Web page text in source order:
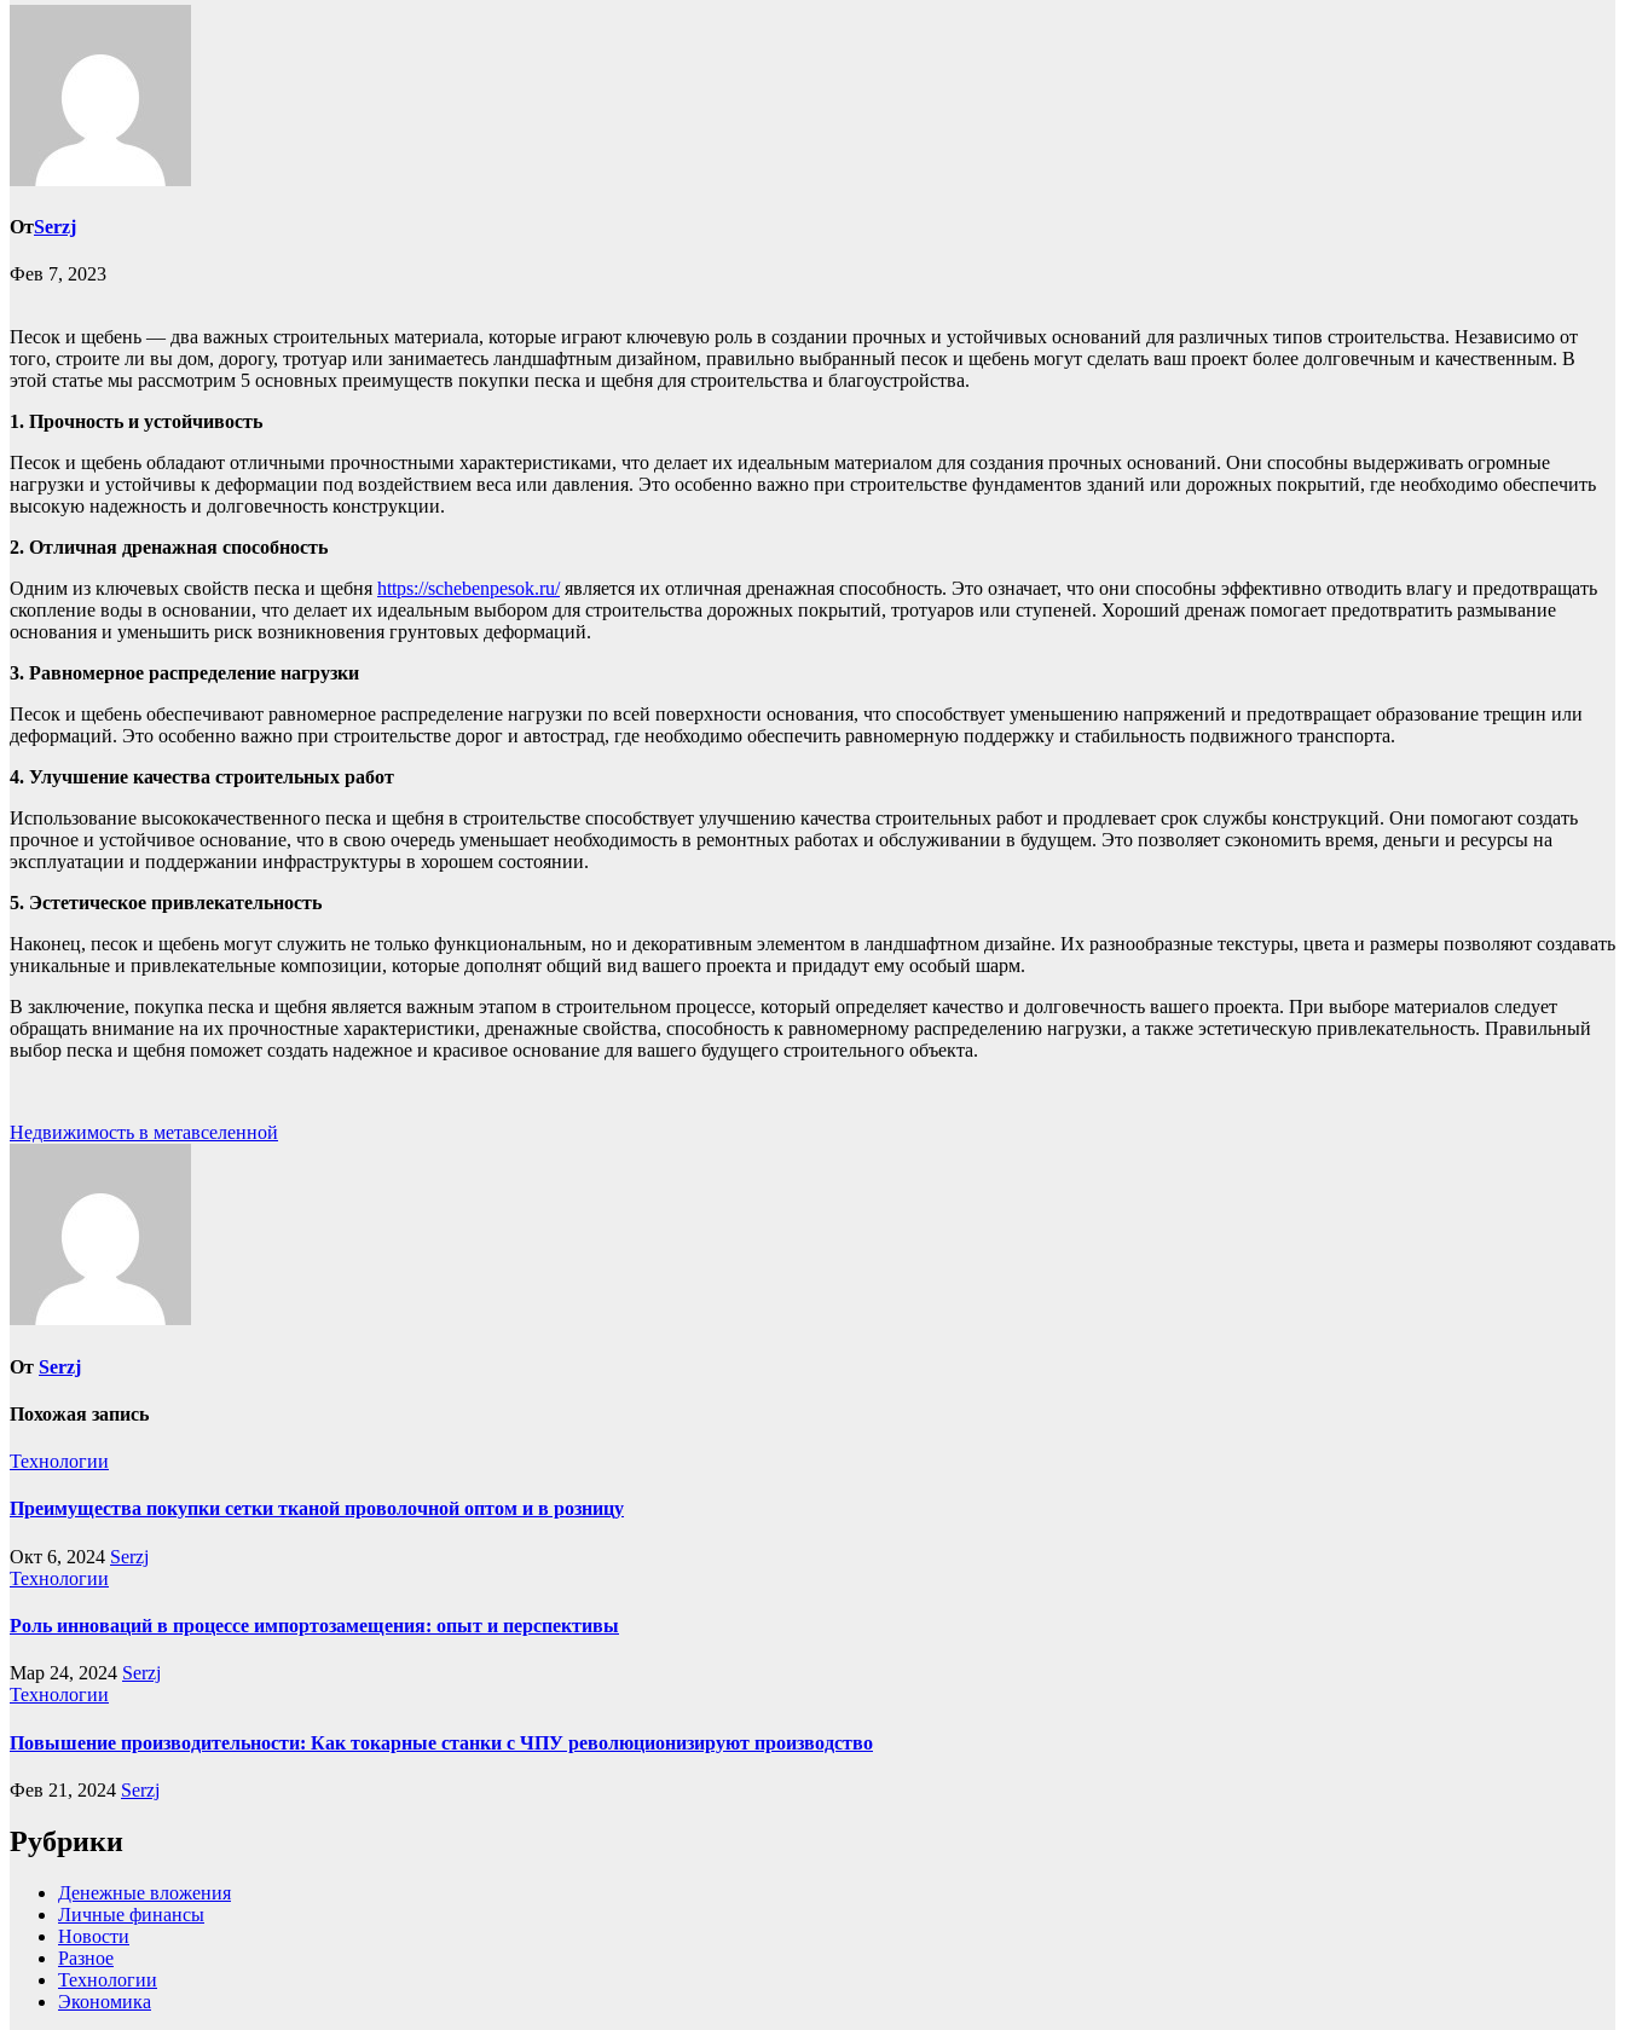
ОтSerzj
Фев 7, 2023
Песок и щебень — два важных строительных материала, которые играют ключевую роль в создании прочных и устойчивых оснований для различных типов строительства. Независимо от
того, строите ли вы дом, дорогу, тротуар или занимаетесь ландшафтным дизайном, правильно выбранный песок и щебень могут сделать ваш проект более долговечным и качественным. В
этой статье мы рассмотрим 5 основных преимуществ покупки песка и щебня для строительства и благоустройства.
1. Прочность и устойчивость
Песок и щебень обладают отличными прочностными характеристиками, что делает их идеальным материалом для создания прочных оснований. Они способны выдерживать огромные
нагрузки и устойчивы к деформации под воздействием веса или давления. Это особенно важно при строительстве фундаментов зданий или дорожных покрытий, где необходимо обеспечить
высокую надежность и долговечность конструкции.
2. Отличная дренажная способность
Одним из ключевых свойств песка и щебня https://schebenpesok.ru/является их отличная дренажная способность. Это означает, что они способны эффективно отводить влагу и предотвращать
скопление воды в основании, что делает их идеальным выбором для строительства дорожных покрытий, тротуаров или ступеней. Хороший дренаж помогает предотвратить размывание
основания и уменьшить риск возникновения грунтовых деформаций.
3. Равномерное распределение нагрузки
Песок и щебень обеспечивают равномерное распределение нагрузки по всей поверхности основания, что способствует уменьшению напряжений и предотвращает образование трещин или
деформаций. Это особенно важно при строительстве дорог и автострад, где необходимо обеспечить равномерную поддержку и стабильность подвижного транспорта.
4. Улучшение качества строительных работ
Использование высококачественного песка и щебня в строительстве способствует улучшению качества строительных работ и продлевает срок службы конструкций. Они помогают создать
прочное и устойчивое основание, что в свою очередь уменьшает необходимость в ремонтных работах и обслуживании в будущем. Это позволяет сэкономить время, деньги и ресурсы на
эксплуатации и поддержании инфраструктуры в хорошем состоянии.
5. Эстетическое привлекательность
Наконец, песок и щебень могут служить не только функциональным, но и декоративным элементом в ландшафтном дизайне. Их разнообразные текстуры, цвета и размеры позволяют создавать
уникальные и привлекательные композиции, которые дополнят общий вид вашего проекта и придадут ему особый шарм.
В заключение, покупка песка и щебня является важным этапом в строительном процессе, который определяет качество и долговечность вашего проекта. При выборе материалов следует
обращать внимание на их прочностные характеристики, дренажные свойства, способность к равномерному распределению нагрузки, а также эстетическую привлекательность. Правильный
выбор песка и щебня поможет создать надежное и красивое основание для вашего будущего строительного объекта.
Навигация
записям
Недвижимость в метавселенной
От Serzj
Похожая запись
Технологии
Преимущества покупки сетки тканой проволочной оптом и в розницу
Окт 6, 2024 Serzj
Технологии
Роль инноваций в процессе импортозамещения: опыт и перспективы
Мар 24, 2024 Serzj
Технологии
Повышение производительности: Как токарные станки с ЧПУ революционизируют производство
Фев 21, 2024 Serzj
Рубрики
Денежные вложения
Личные финансы
Новости
Разное
Технологии
Экономика